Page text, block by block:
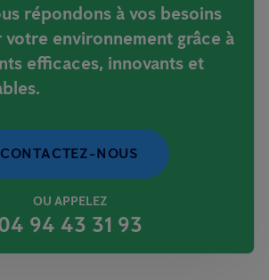
répondons à vos besoins
votre environnement grâce à
efficaces, innovants et
CONTACTEZ-NOUS
OU APPELEZ
94 43 31 93